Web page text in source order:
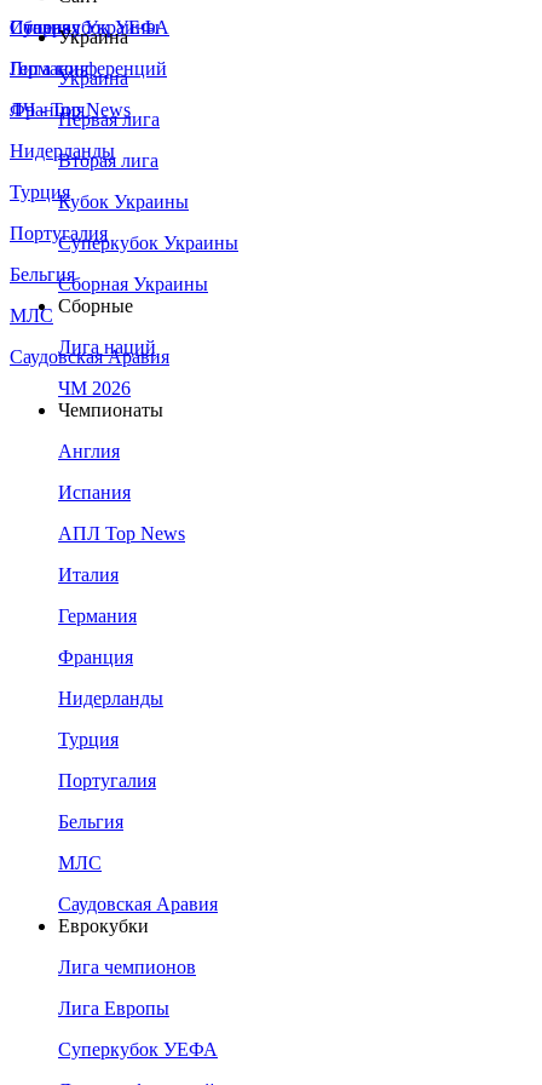
Сборная Украины
Италия
Германия
Франция
Нидерланды
Турция
Португалия
Бельгия
МЛС
Саудовская Аравия
Суперкубок УЕФА
Лига конференций
ЛЧ - Top News
Украина
Украина
Первая лига
Вторая лига
Кубок Украины
Суперкубок Украины
Сборная Украины
Сборные
Лига наций
ЧМ 2026
Чемпионаты
Англия
Испания
АПЛ Top News
Италия
Германия
Франция
Нидерланды
Турция
Португалия
Бельгия
МЛС
Саудовская Аравия
Еврокубки
Лига чемпионов
Лига Европы
Суперкубок УЕФА